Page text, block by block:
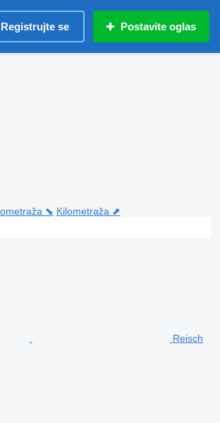
se Postavite oglas
⬊ Kilometraža ⬈
Reisch